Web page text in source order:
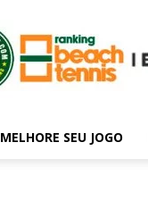
MELHORE SEU JOGO